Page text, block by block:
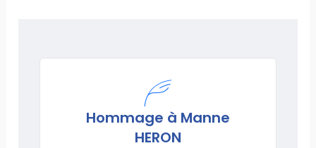
Hommage à Manne
HERON